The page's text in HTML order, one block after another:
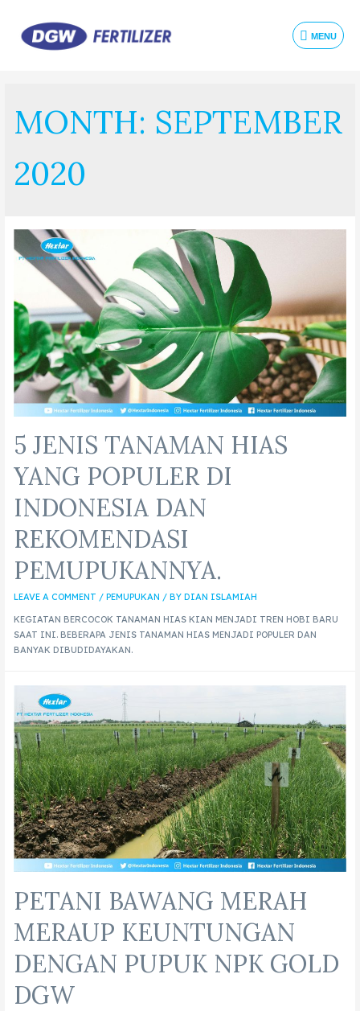
MENU
MONTH: SEPTEMBER
2020
5 JENIS TANAMAN HIAS
YANG POPULER DI
INDONESIA DAN
REKOMENDASI
PEMUPUKANNYA.
LEAVE A COMMENT / PEMUPUKAN / BY DIAN ISLAMIAH
KEGIATAN BERCOCOK TANAMAN HIAS KIAN MENJADI TREN HOBI BARU
SAAT INI. BEBERAPA JENIS TANAMAN HIAS MENJADI POPULER DAN
BANYAK DIBUDIDAYAKAN.
PETANI BAWANG MERAH
MERAUP KEUNTUNGAN
DENGAN PUPUK NPK GOLD
DGW